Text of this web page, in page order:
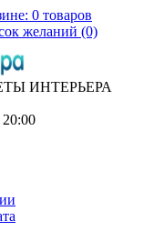
0 товаров
желаний (0)
ИНТЕРЬЕРА